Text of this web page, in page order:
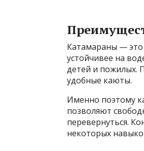
Катамараны — это
устойчивее на
детей и пожилых.
удобные каюты.
Именно поэтому
позволяют
перевернуться.
некоторых